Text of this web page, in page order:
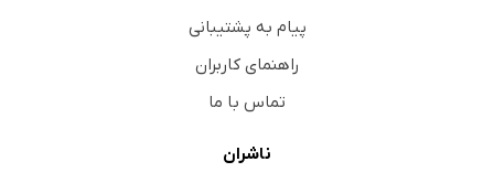
پیام به پشتیبانی
راهنمای کاربران
تماس با ما
ناشران